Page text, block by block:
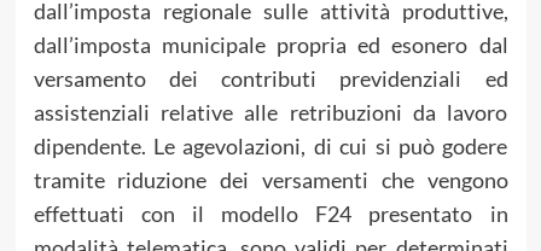
dall’imposta regionale sulle attività produttive,
dall’imposta municipale propria ed esonero dal
versamento dei contributi previdenziali ed
assistenziali relative alle retribuzioni da lavoro
dipendente. Le agevolazioni, di cui si può godere
tramite riduzione dei versamenti che vengono
effettuati con il modello F24 presentato in